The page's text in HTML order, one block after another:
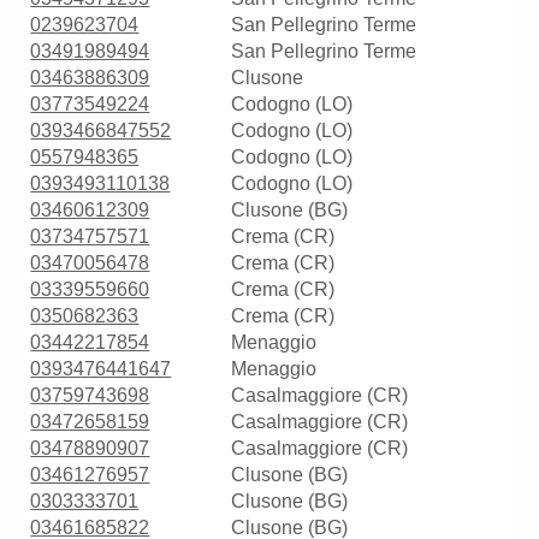
0239623704
San Pellegrino Terme
03491989494
San Pellegrino Terme
03463886309
Clusone
03773549224
Codogno (LO)
0393466847552
Codogno (LO)
0557948365
Codogno (LO)
0393493110138
Codogno (LO)
03460612309
Clusone (BG)
03734757571
Crema (CR)
03470056478
Crema (CR)
03339559660
Crema (CR)
0350682363
Crema (CR)
03442217854
Menaggio
0393476441647
Menaggio
03759743698
Casalmaggiore (CR)
03472658159
Casalmaggiore (CR)
03478890907
Casalmaggiore (CR)
03461276957
Clusone (BG)
0303333701
Clusone (BG)
03461685822
Clusone (BG)